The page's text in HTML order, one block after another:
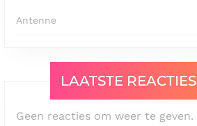
Antenne
LAATSTE REACTIES
Geen reacties om weer te geven.